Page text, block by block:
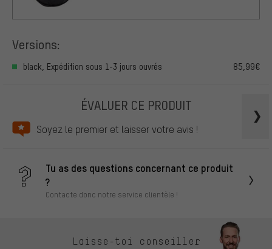
Versions:
black, Expédition sous 1-3 jours ouvrés 85,99€
ÉVALUER CE PRODUIT
Soyez le premier et laisser votre avis !
Tu as des questions concernant ce produit
?
Contacte donc notre service clientèle !
Laisse-toi conseiller